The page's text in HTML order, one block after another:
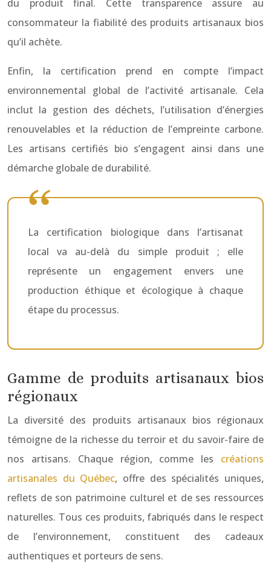
du produit final. Cette transparence assure au
consommateur la fiabilité des produits artisanaux bios
qu’il achète.
Enfin, la certification prend en compte l’impact
environnemental global de l’activité artisanale. Cela
inclut la gestion des déchets, l’utilisation d’énergies
renouvelables et la réduction de l’empreinte carbone.
Les artisans certifiés bio s’engagent ainsi dans une
démarche globale de durabilité.
La certification biologique dans l’artisanat
local va au-delà du simple produit ; elle
représente un engagement envers une
production éthique et écologique à chaque
étape du processus.
Gamme de produits artisanaux bios
régionaux
La diversité des produits artisanaux bios régionaux
témoigne de la richesse du terroir et du savoir-faire de
nos artisans. Chaque région, comme les créations
artisanales du Québec, offre des spécialités uniques,
reflets de son patrimoine culturel et de ses ressources
naturelles. Tous ces produits, fabriqués dans le respect
de l’environnement, constituent des cadeaux
authentiques et porteurs de sens.